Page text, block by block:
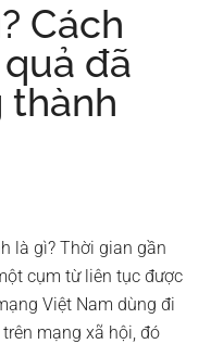
Cách
đã
thành
là gì? Thời gian gần
cụm từ liên tục được
Việt Nam dùng đi
mạng xã hội, đó